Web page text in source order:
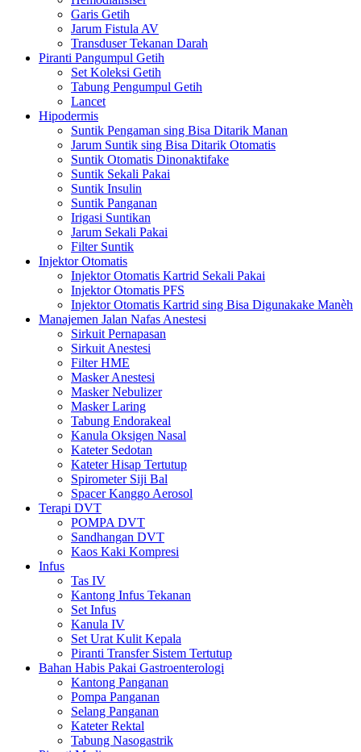
Garis Getih
Jarum Fistula AV
Transduser Tekanan Darah
Piranti Pangumpul Getih
Set Koleksi Getih
Tabung Pengumpul Getih
Lancet
Hipodermis
Suntik Pengaman sing Bisa Ditarik Manan
Jarum Suntik sing Bisa Ditarik Otomatis
Suntik Otomatis Dinonaktifake
Suntik Sekali Pakai
Suntik Insulin
Suntik Panganan
Irigasi Suntikan
Jarum Sekali Pakai
Filter Suntik
Injektor Otomatis
Injektor Otomatis Kartrid Sekali Pakai
Injektor Otomatis PFS
Injektor Otomatis Kartrid sing Bisa Digunakake Manèh
Manajemen Jalan Nafas Anestesi
Sirkuit Pernapasan
Sirkuit Anestesi
Filter HME
Masker Anestesi
Masker Nebulizer
Masker Laring
Tabung Endorakeal
Kanula Oksigen Nasal
Kateter Sedotan
Kateter Hisap Tertutup
Spirometer Siji Bal
Spacer Kanggo Aerosol
Terapi DVT
POMPA DVT
Sandhangan DVT
Kaos Kaki Kompresi
Infus
Tas IV
Kantong Infus Tekanan
Set Infus
Kanula IV
Set Urat Kulit Kepala
Piranti Transfer Sistem Tertutup
Bahan Habis Pakai Gastroenterologi
Kantong Panganan
Pompa Panganan
Selang Panganan
Kateter Rektal
Tabung Nasogastrik